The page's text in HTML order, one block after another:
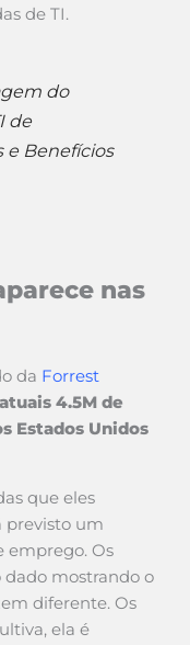
de TI.
do
de
e Benefícios
nas
da Forrest
4.5M de
Estados Unidos
que eles
previsto um
emprego. Os
dado mostrando o
diferente. Os
ela é